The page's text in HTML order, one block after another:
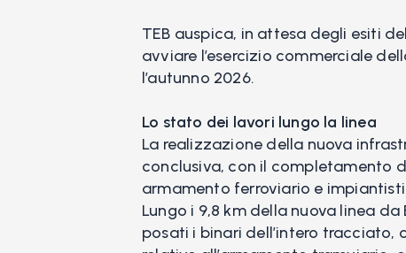
TEB auspica, in attesa degli esiti
avviare l’esercizio commerciale
l’autunno 2026.
Lo stato dei lavori lungo la linea
La realizzazione della nuova
conclusiva, con il completamento
armamento ferroviario e
Lungo i 9,8 km della nuova linea
posati i binari dell’intero